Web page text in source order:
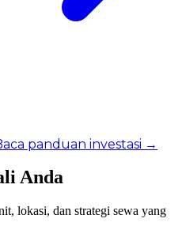
panduan investasi →
Anda
lokasi, dan strategi sewa yang